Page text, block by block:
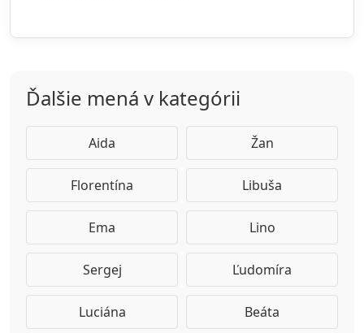
Ďalšie mená v kategórii
Aida Žan
Florentína Libuša
Ema Lino
Sergej Ľudomíra
Luciána Beáta